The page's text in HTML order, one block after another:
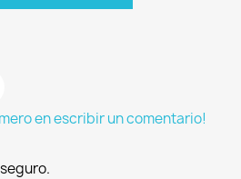
en escribir un comentario!